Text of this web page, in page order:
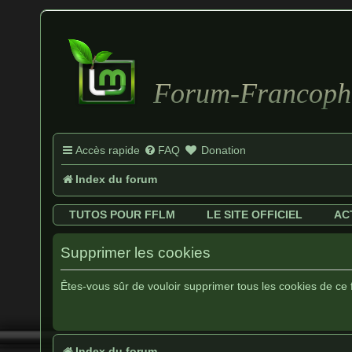
Forum-
Accès rapide FAQ Donation
Index du forum
TUTOS POUR FFLM LE SITE OFFICIEL
Supprimer les cookies
Êtes-vous sûr de vouloir supprimer tous les cookies de ce